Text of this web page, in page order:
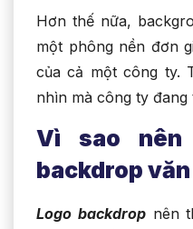
Hơn thế nữa,
một phông nền đơn
của cả một công ty.
nhìn mà công ty đang
Vì sao nên
backdrop
Logo backdropnên